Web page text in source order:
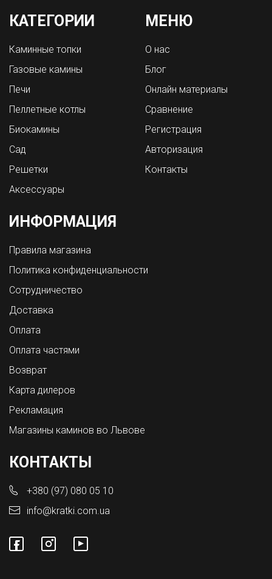
КАТЕГОРИИ
Каминные топки
Газовые камины
Печи
Пеллетные котлы
Биокамины
Сад
Решетки
Аксессуары
МЕНЮ
О нас
Блог
Онлайн материалы
Сравнение
Регистрация
Авторизация
Контакты
ИНФОРМАЦИЯ
Правила магазина
Политика конфиденциальности
Сотрудничество
Доставка
Оплата
Оплата частями
Возврат
Карта дилеров
Рекламация
Магазины каминов во Львове
КОНТАКТЫ
+380 (97) 080 05 10
info@kratki.com.ua